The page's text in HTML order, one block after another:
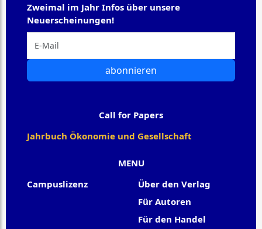
MENU
Campuslizenz
Über den Verlag
Für Autoren
Für den Handel
Zweimal im Jahr Infos über unsere
Neuerscheinungen!
abonnieren
Call for Papers
Jahrbuch Ökonomie und Gesellschaft